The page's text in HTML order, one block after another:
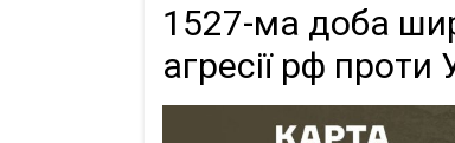
1527-ма доба
агресії рф проти